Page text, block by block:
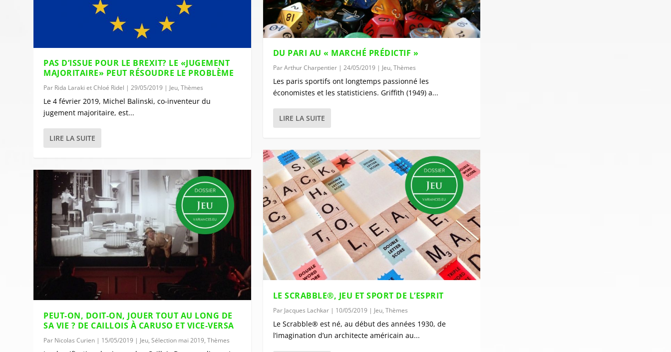
PAS D’ISSUE POUR LE BREXIT? LE «JUGEMENT
MAJORITAIRE» PEUT RÉSOUDRE LE PROBLÈME
Par Rida Laraki et Chloé Ridel |29/05/2019 | Jeu,Thèmes
Le 4 février 2019, Michel Balinski, co-inventeur du
jugement majoritaire, est...
LIRE LA SUITE
PEUT-ON, DOIT-ON, JOUER TOUT AU LONG DE
SA VIE ? DE CAILLOIS À CARUSO ET VICE-VERSA
Par Nicolas Curien | 15/05/2019 | Jeu,Sélection mai 2019,Thèmes
DU PARI AU « MARCHÉ PRÉDICTIF »
ParArthur Charpentier| 24/05/2019 | Jeu, Thèmes
Les paris sportifs ont longtemps passionné les
économistes et les statisticiens. Griffith (1949) a...
LIRE LA SUITE
LE SCRABBLE®, JEU ET SPORT DE L’ESPRIT
Par Jacques Lachkar| 10/05/2019 | Jeu, Thèmes
Le Scrabble® est né, au début des années 1930, de
l’imagination d’un architecte américain au...